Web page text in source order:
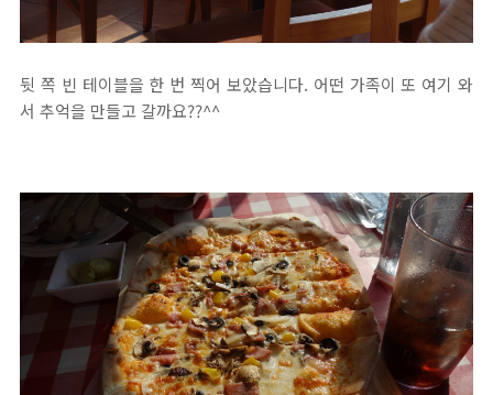
뒷 쪽 빈 테이블을 한 번 찍어 보았습니다. 어떤 가족이 또 여기 와
서 추억을 만들고 갈까요??^^